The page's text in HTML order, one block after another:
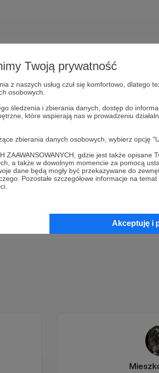
Twoją prywatność
z naszych usług czuł się komfortowo, dlatego
osobowych.
śledzenia i zbierania danych, dostęp do
które wspierają nas w prowadzeniu
zbierania danych osobowych, wybierz opcję
gdzie jest także opisane
a także w dowolnym momencie za pomocą
dane będą mogły być przekazywane do
Pozostałe szczegółowe informacje na
Akceptuję i
do grona Patronów!
Autora
Zostań Patronem